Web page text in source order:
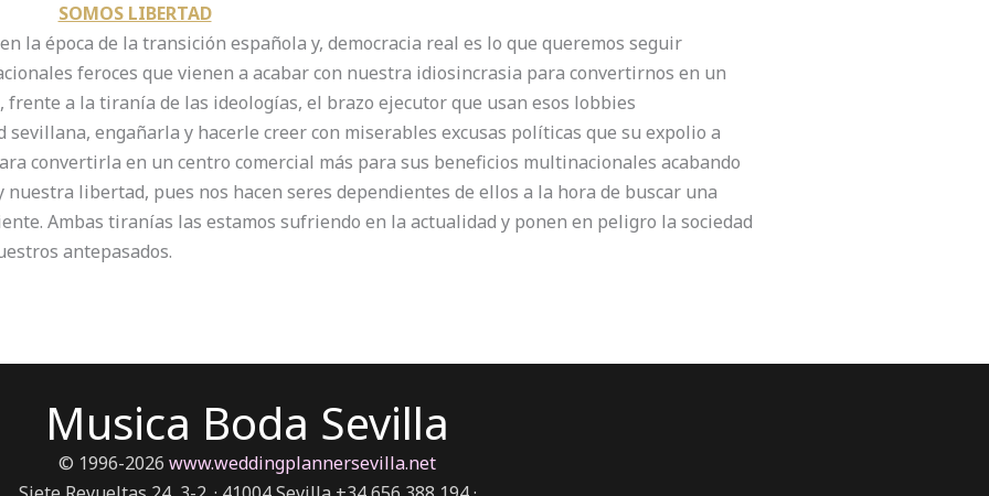
SOMOS LIBERTAD
la época de la transición española y, democracia real es lo que queremos seguir
feroces que vienen a acabar con nuestra idiosincrasia para convertirnos en un
a la tiranía de las ideologías, el brazo ejecutor que usan esos lobbies
engañarla y hacerle creer con miserables excusas políticas que su expolio a
convertirla en un centro comercial más para sus beneficios multinacionales acabando
libertad, pues nos hacen seres dependientes de ellos a la hora de buscar una
Ambas tiranías las estamos sufriendo en la actualidad y ponen en peligro la sociedad
antepasados.
Musica Boda Sevilla
© 1996-2026 www.weddingplannersevilla.net